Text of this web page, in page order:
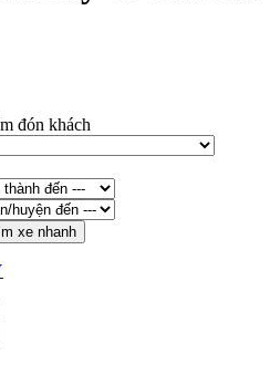
đón khách
xe nhanh